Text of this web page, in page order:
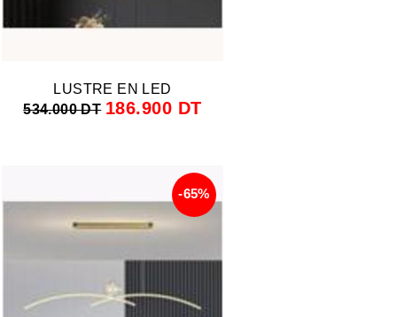
LUSTRE EN LED
534.000 DT 186.900 DT
-65%